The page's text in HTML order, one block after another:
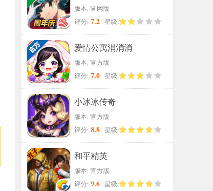
版本: 官网版
评分: 7.2 星级:
爱情公寓消消消
版本: 官方版
评分: 7.0 星级:
小冰冰传奇
版本: 官方版
评分: 8.8 星级:
和平精英
版本: 官方版
评分: 9.6 星级: